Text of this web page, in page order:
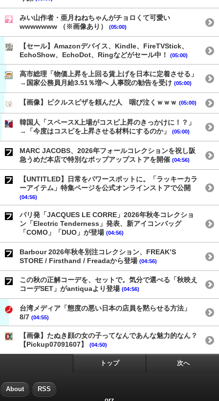
みい山作者・亜月ねねちゃんがチョロくて可愛い
wwwwwww （※画像あり）
(05:00)
【セール】Amazonデバイス、Kindle、FireTVStick、
EchoShow、EchoDot、Ringなどがセール中！
(05:00)
高市総理「物価上昇を上回る賃上げを日本に定着させる」
→国家公務員月給3.51％増へ 人事院の勧告を受け (05:00)
【画像】ピクルスピザを頼んだ人 咽び泣くｗｗｗ (05:00)
韓国人「スペースX上場がコスピ上昇のきっかけに！？」
→「今度はコスピを上昇させる材料にするのか」
(05:00)
MARC JACOBS、2026年フォールコレクションを祝し阪
急うめだ本店で特別なポップアップストアを開催 (04:56)
【UNTITLED】日常をパワースポットに。「ラッキーカラ
ーアイテム」特集ページを公式オンラインストアで公開
(04:56)
パリ発「JACQUES LE CORRE」2026年秋冬コレクショ
ン「Electric Tenderness」発表、新アイコンバッグ
「COMO」「DUO」が登場 (04:56)
Barbour 2026年秋冬別注コレクション、FREAK’S
STORE / Firsthand / Freadaから登場 (04:56)
この秋の正解コーデを、セットで。気分で選べる「秋映え
コーデSET」がantiquaより登場 (04:56)
台湾メディア「態度の悪い日本の店員を黙らせる方法」
8/7 (04:55)
【画像】たぬき顔の女の子ってなんであんな魅力的なん？
【Pickup07091607】
(04:50)
トップ 次へ
About RSS